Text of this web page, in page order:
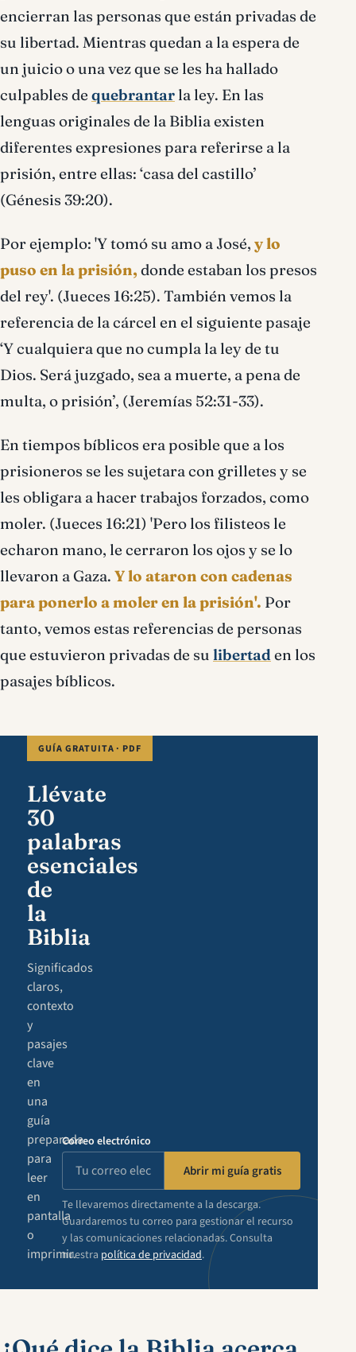
encierran las personas que están privadas de
su libertad. Mientras quedan a la espera de
un juicio o una vez que se les ha hallado
culpables de quebrantar la ley. En las
lenguas originales de la Biblia existen
diferentes expresiones para referirse a la
prisión, entre ellas: ‘casa del castillo’
(Génesis 39:20).
Por ejemplo: 'Y tomó su amo a José, y lo
puso en la prisión, donde estaban los presos
del rey'. (Jueces 16:25). También vemos la
referencia de la cárcel en el siguiente pasaje
‘Y cualquiera que no cumpla la ley de tu
Dios. Será juzgado, sea a muerte, a pena de
multa, o prisión’, (Jeremías 52:31-33).
En tiempos bíblicos era posible que a los
prisioneros se les sujetara con grilletes y se
les obligara a hacer trabajos forzados, como
moler. (Jueces 16:21) 'Pero los filisteos le
echaron mano, le cerraron los ojos y se lo
llevaron a Gaza. Y lo ataron con cadenas
para ponerlo a moler en la prisión'. Por
tanto, vemos estas referencias de personas
que estuvieron privadas de su libertaden los
pasajes bíblicos.
GUÍA GRATUITA · PDF
Llévate
30
palabras
esenciales
de
la
Biblia
Significados
claros,
contexto
y
pasajes
clave
en
una
guía
preparada
para
leer
en
pantalla
o
imprimir.
Correo electrónico
Abrir mi guía gratis
Te llevaremos directamente a la descarga.
Guardaremos tu correo para gestionar el recurso
y las comunicaciones relacionadas. Consulta
nuestra política de privacidad.